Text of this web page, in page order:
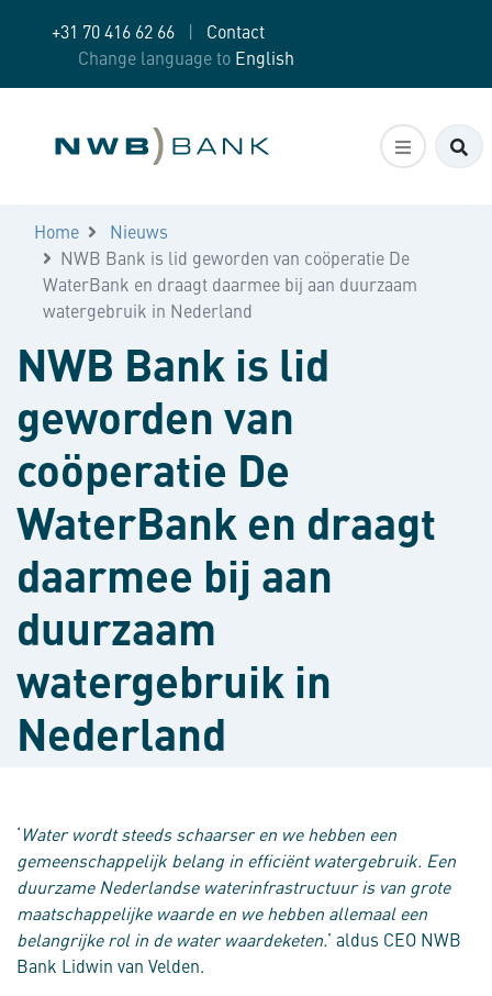
+31 70 416 62 66 |
Contact
Change language to English
Home
Nieuws
NWB Bank is lid geworden van coöperatie De
WaterBank en draagt daarmee bij aan duurzaam
watergebruik in Nederland
NWB Bank is lid
geworden van
coöperatie De
WaterBank en draagt
daarmee bij aan
duurzaam
watergebruik in
Nederland
‘Water wordt steeds schaarser en we hebben een
gemeenschappelijk belang in efficiënt watergebruik. Een
duurzame Nederlandse waterinfrastructuur is van grote
maatschappelijke waarde en we hebben allemaal een
belangrijke rol in de water waardeketen.’ aldus CEO NWB
Bank Lidwin van Velden.